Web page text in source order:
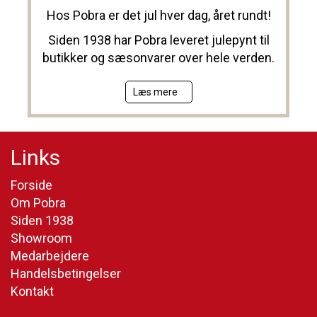
Hos Pobra er det jul hver dag, året rundt!
Siden 1938 har Pobra leveret julepynt til
butikker og sæsonvarer over hele verden.
Læs mere
Links
Forside
Om Pobra
Siden 1938
Showroom
Medarbejdere
Handelsbetingelser
Kontakt